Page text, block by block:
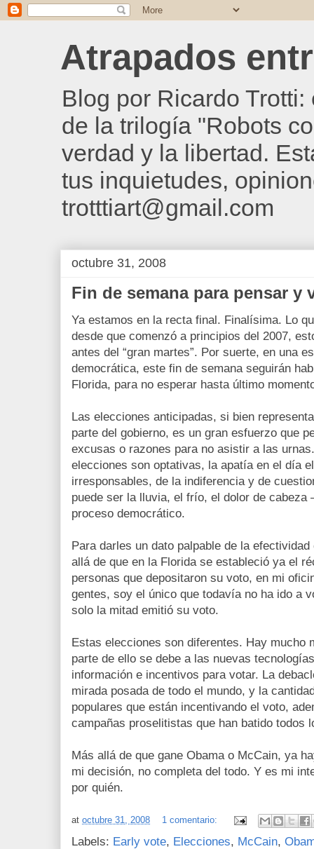
Atrapados
Blog por Ricardo
de la trilogía "Robots
verdad y la libertad.
tus inquietudes,
trotttiart@gmail.com
octubre 31, 2008
Fin de semana para pensar y
Ya estamos en la recta final. Finalísima. Lo
desde que comenzó a principios del 2007,
antes del “gran martes”. Por suerte, en una
democrática, este fin de semana seguirán
Florida, para no esperar hasta último
Las elecciones anticipadas, si bien
parte del gobierno, es un gran esfuerzo que
excusas o razones para no asistir a las
elecciones son optativas, la apatía en el día
irresponsables, de la indiferencia y de
puede ser la lluvia, el frío, el dolor de cabeza
proceso democrático.
Para darles un dato palpable de la
allá de que en la Florida se estableció ya el
personas que depositaron su voto, en mi
gentes, soy el único que todavía no ha ido a
solo la mitad emitió su voto.
Estas elecciones son diferentes. Hay mucho
parte de ello se debe a las nuevas
información e incentivos para votar. La
mirada posada de todo el mundo, y la
populares que están incentivando el voto,
campañas proselitistas que han batido todos
Más allá de que gane Obama o McCain, ya
mi decisión, no completa del todo. Y es mi
por quién.
at octubre 31, 2008 1 comentario:
Labels: Early vote, Elecciones, McCain,